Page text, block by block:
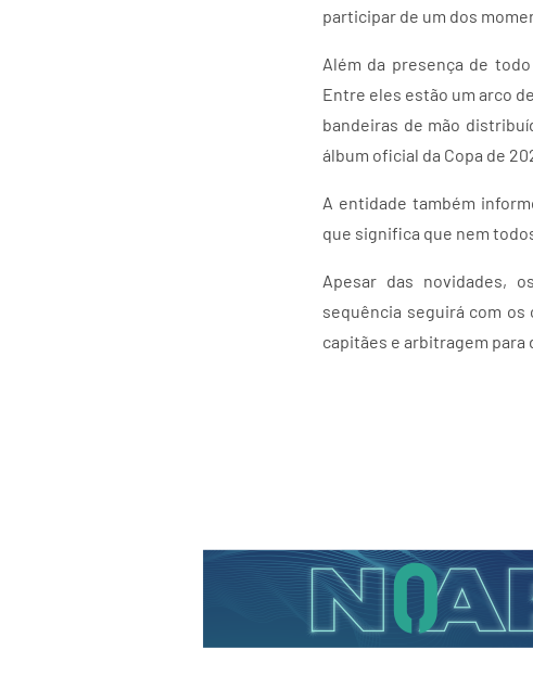
participar de um dos
Além da presença de
Entre eles estão um arco
bandeiras de mão
álbum oficial da Copa de
A entidade também
que significa que nem
Apesar das novidades,
sequência seguirá com
capitães e arbitragem para